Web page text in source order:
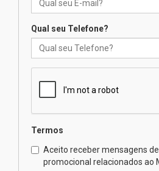
calouros do
04.08.2026
Brasília
estudantes
mesmo do
Qual seu Telefone?
Termos
Aceito receber mensagens
promocional relacionados ao